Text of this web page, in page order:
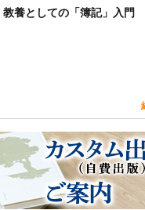
教養としての「簿記」入門